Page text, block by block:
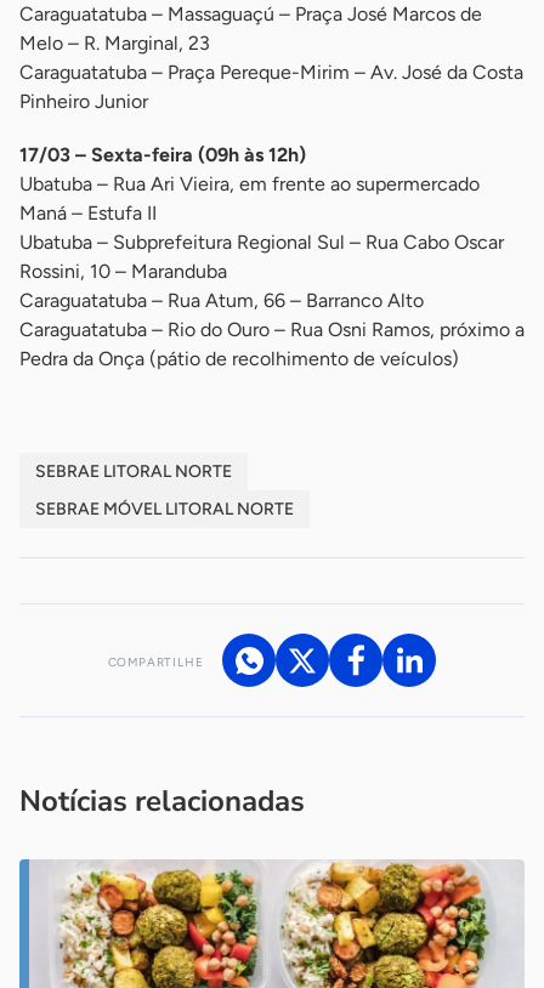
Caraguatatuba – Massaguaçú – Praça José Marcos de
Melo – R. Marginal, 23
Caraguatatuba – Praça Pereque-Mirim – Av. José da Costa
Pinheiro Junior
17/03 – Sexta-feira (09h às 12h)
Ubatuba – Rua Ari Vieira, em frente ao supermercado
Maná – Estufa II
Ubatuba – Subprefeitura Regional Sul – Rua Cabo Oscar
Rossini, 10 – Maranduba
Caraguatatuba – Rua Atum, 66 – Barranco Alto
Caraguatatuba – Rio do Ouro – Rua Osni Ramos, próximo a
Pedra da Onça (pátio de recolhimento de veículos)
SEBRAE LITORAL NORTE
SEBRAE MÓVEL LITORAL NORTE
COMPARTILHE
Notícias relacionadas